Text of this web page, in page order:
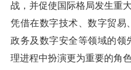
战，并促使国际格局发生重大
凭借在数字技术、数字贸易
政务及数字安全等领域的领
理进程中扮演更为重要的角色